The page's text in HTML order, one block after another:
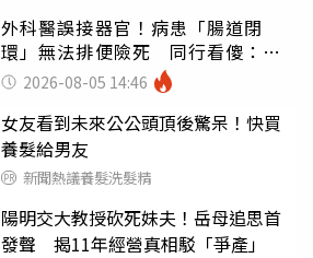
外科醫誤接器官！病患「腸道閉
環」無法排便險死 同行看傻：糟
糕至極
2026-08-05 14:46
女友看到未來公公頭頂後驚呆！快買
養髮給男友
新聞熱議養髮洗髮精
陽明交大教授砍死妹夫！岳母追思首
發聲 揭11年經營真相駁「爭產」